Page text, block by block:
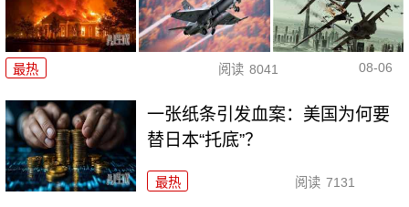
最热 阅读 8041 08-06
一张纸条引发血案：美国为何要
替日本“托底”？
最热 阅读 7131